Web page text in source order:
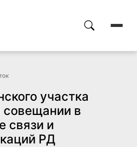
участка
совещании в
связи и
РД